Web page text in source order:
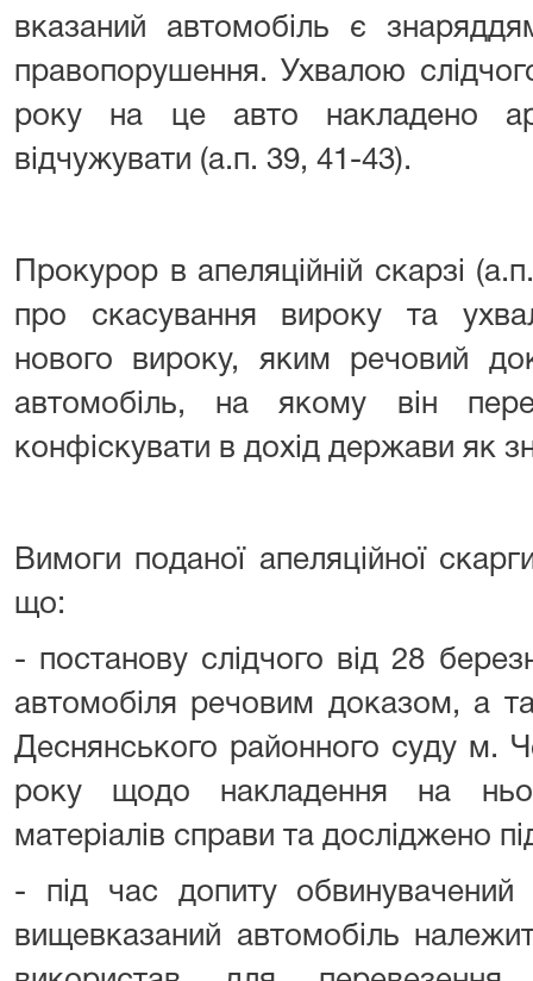
вказаний автомобіль є
правопорушення. Ухвалою
року на це авто накладено
відчужувати (а.п. 39, 41-43).
Прокурор в апеляційній скарзі
про скасування вироку та
нового вироку, яким речовий
автомобіль, на якому він
конфіскувати в дохід держави як
Вимоги поданої апеляційної
що:
- постанову слідчого від 28
автомобіля речовим доказом, а
Деснянського районного суду м.
року щодо накладення на
матеріалів справи та досліджено
- під час допиту
вищевказаний автомобіль